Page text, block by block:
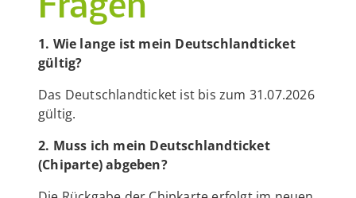
Fragen
1. Wie lange ist mein Deutschlandticket
gültig?
Das Deutschlandticket ist bis zum 31.07.2026
gültig.
2. Muss ich mein Deutschlandticket
(Chiparte) abgeben?